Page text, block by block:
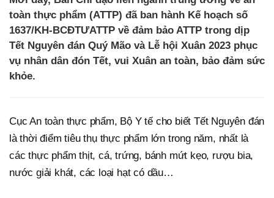
toàn thực phẩm (ATTP) đã ban hành Kế hoạch số
1637/KH-BCĐTƯATTP về đảm bảo ATTP trong dịp
Tết Nguyên đán Quý Mão và Lễ hội Xuân 2023 phục
vụ nhân dân đón Tết, vui Xuân an toàn, bảo đảm sức
khỏe.
Cục An toàn thực phẩm, Bộ Y tế cho biết Tết Nguyên đán
là thời điểm tiêu thụ thực phẩm lớn trong năm, nhất là
các thực phẩm thịt, cá, trứng, bánh mứt kẹo, rượu bia,
nước giải khát, các loại hạt có dầu…